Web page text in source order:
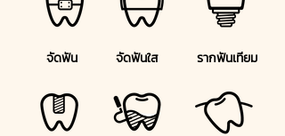
จัดฟัน จัดฟันใส รากฟันเทียม